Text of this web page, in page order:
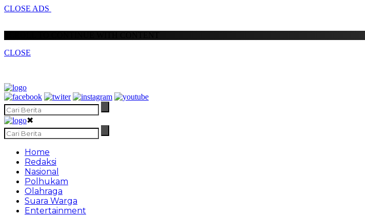
CLOSE ADS
CLOSE
✖
Home
Redaksi
Nasional
Polhukam
Olahraga
Suara Warga
Entertainment